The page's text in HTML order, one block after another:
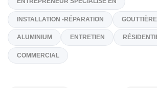
Sur Demande
info@gouttieresjp.com
http://www.gouttieresjp.com
Spécialités